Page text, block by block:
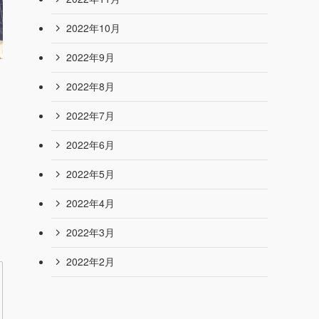
2023年7月
2023年6月
2023年5月
2023年4月
2023年3月
2022年12月
2022年11月
2022年10月
2022年9月